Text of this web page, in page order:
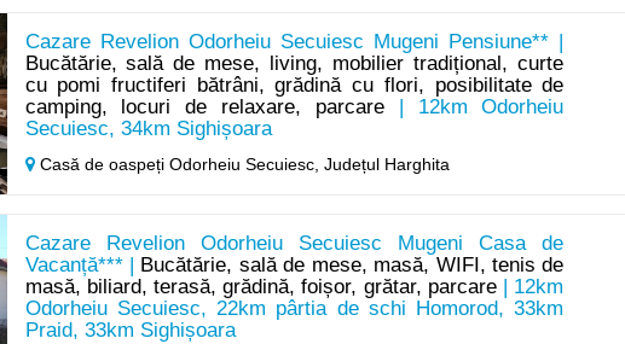
Cazare Revelion Odorheiu Secuiesc Mugeni Pensiune** |
Bucătărie, sală de mese, living, mobilier tradițional, curte
cu pomi fructiferi bătrâni, grădină cu flori, posibilitate de
camping, locuri de relaxare, parcare| 12km Odorheiu
Secuiesc, 34km Sighișoara
Casă de oaspeți Odorheiu Secuiesc, Județul Harghita
Cazare Revelion Odorheiu Secuiesc Mugeni Casa de
Vacanță*** |
Bucătărie, sală de mese, masă, WIFI, tenis de
masă, biliard, terasă, grădină, foișor, grătar, parcare| 12km
Odorheiu Secuiesc, 22km pârtia de schi Homorod, 33km
Praid, 33km Sighișoara